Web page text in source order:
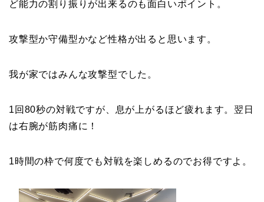
ど能力の割り振りが出来るのも面白いポイント。
攻撃型か守備型かなど性格が出ると思います。
我が家ではみんな攻撃型でした。
1回80秒の対戦ですが、息が上がるほど疲れます。翌日
は右腕が筋肉痛に！
1時間の枠で何度でも対戦を楽しめるのでお得ですよ。